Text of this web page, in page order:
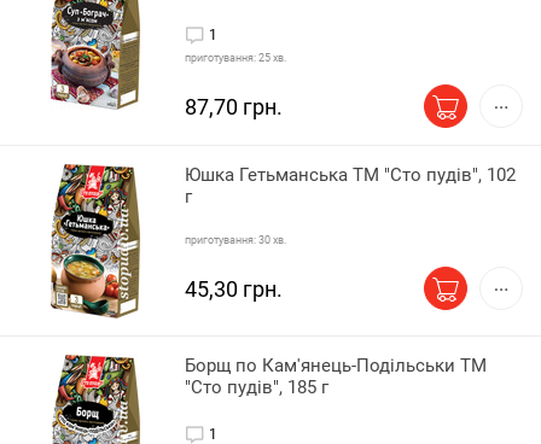
1
приготування: 25 хв.
87,70 грн.
Юшка Гетьманська ТМ "Сто пудів", 102
г
приготування: 30 хв.
45,30 грн.
Борщ по Кам'янець-Подільськи ТМ
"Сто пудів", 185 г
1